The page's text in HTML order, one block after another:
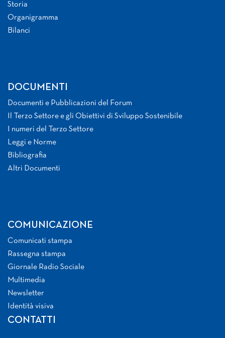
Storia
Organigramma
Bilanci
DOCUMENTI
Documenti e Pubblicazioni del Forum
Il Terzo Settore e gli Obiettivi di Sviluppo Sostenibile
I numeri del Terzo Settore
Leggi e Norme
Bibliografia
Altri Documenti
COMUNICAZIONE
Comunicati stampa
Rassegna stampa
Giornale Radio Sociale
Multimedia
Newsletter
Identità visiva
CONTATTI